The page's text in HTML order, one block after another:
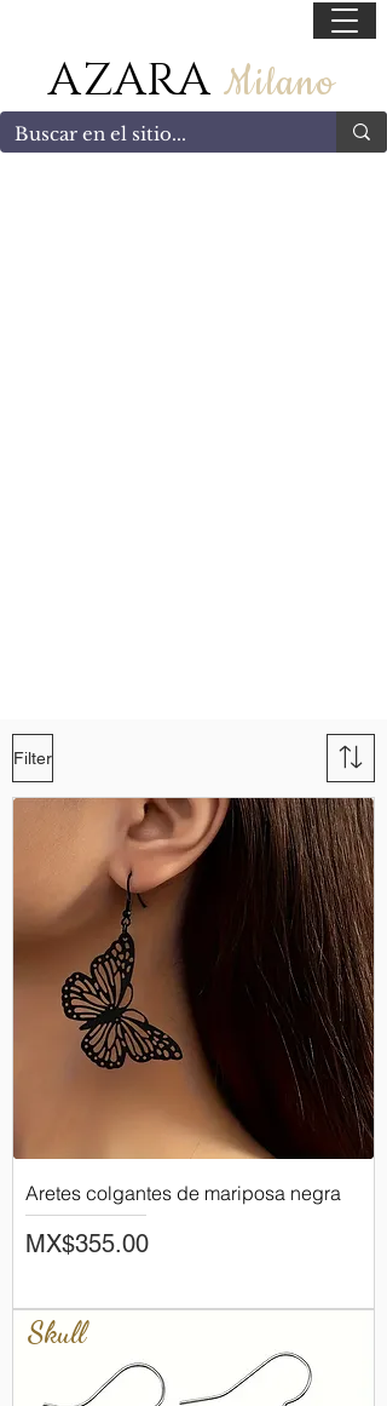
AZARA Milano
Filter
Aretes colgantes de mariposa negra
Price
MX$355.00
Skull